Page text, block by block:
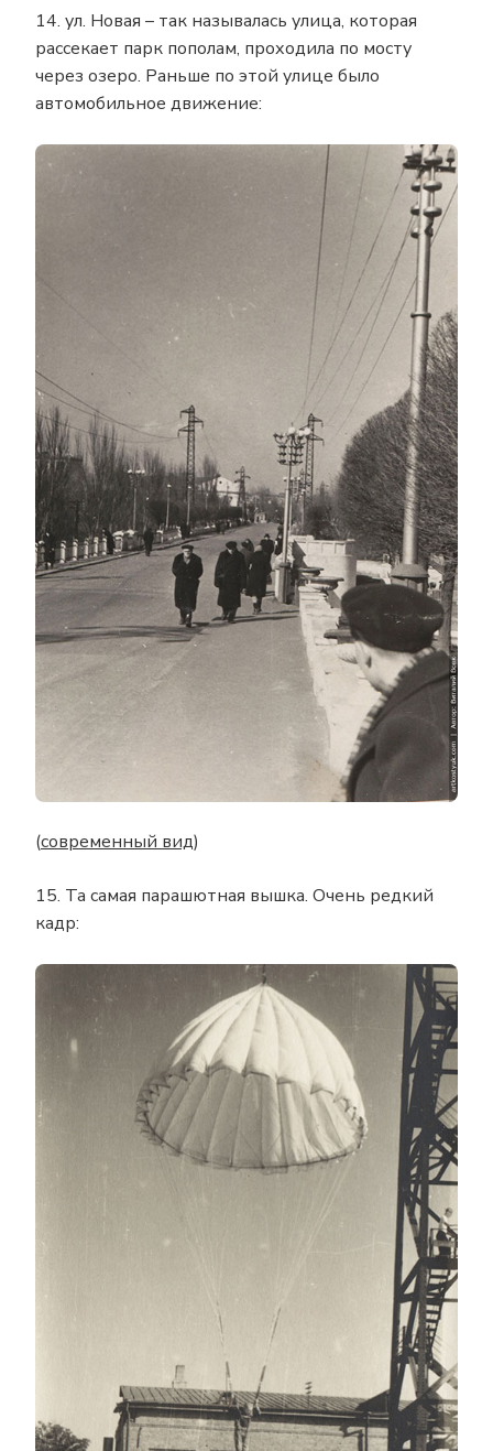
14. ул. Новая – так называлась улица, которая
рассекает парк пополам, проходила по мосту
через озеро. Раньше по этой улице было
автомобильное движение:
(современный вид)
15. Та самая парашютная вышка. Очень редкий
кадр: